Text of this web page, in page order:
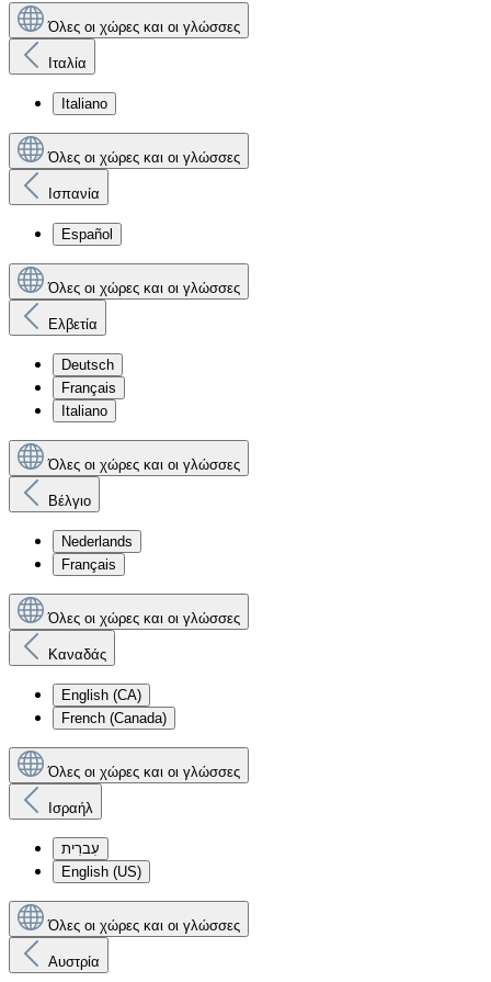
Όλες οι χώρες και οι γλώσσες
Ιταλία
Italiano
Όλες οι χώρες και οι γλώσσες
Ισπανία
Español
Όλες οι χώρες και οι γλώσσες
Ελβετία
Deutsch
Français
Italiano
Όλες οι χώρες και οι γλώσσες
Βέλγιο
Nederlands
Français
Όλες οι χώρες και οι γλώσσες
Καναδάς
English (CA)
French (Canada)
Όλες οι χώρες και οι γλώσσες
Ισραήλ
עִברִית
English (US)
Όλες οι χώρες και οι γλώσσες
Αυστρία